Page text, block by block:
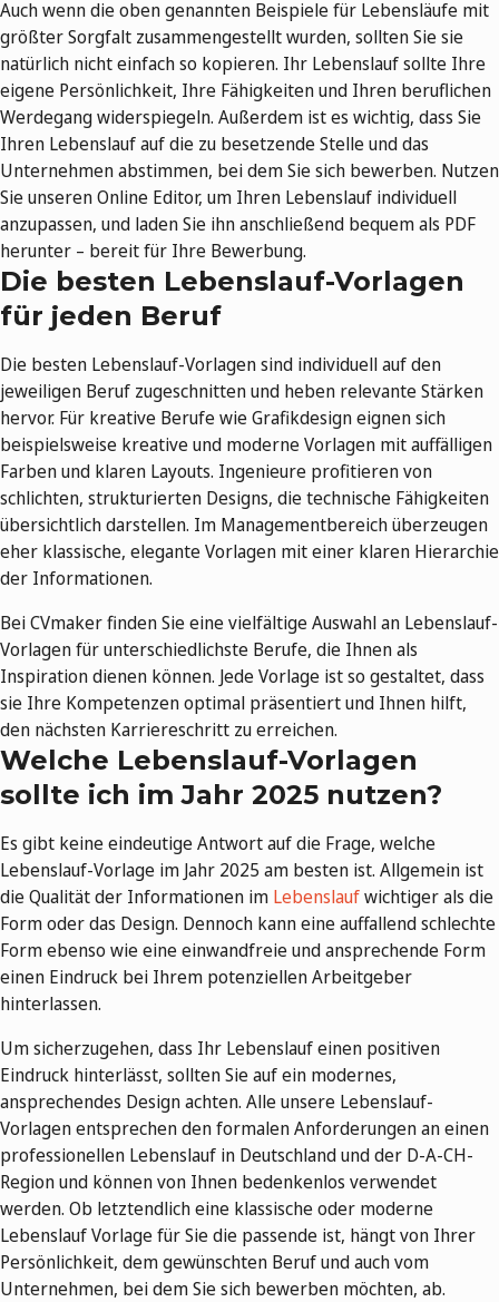
Auch wenn die oben genannten Beispiele für Lebensläufe mit
größter Sorgfalt zusammengestellt wurden, sollten Sie sie
natürlich nicht einfach so kopieren. Ihr Lebenslauf sollte Ihre
eigene Persönlichkeit, Ihre Fähigkeiten und Ihren beruflichen
Werdegang widerspiegeln. Außerdem ist es wichtig, dass Sie
Ihren Lebenslauf auf die zu besetzende Stelle und das
Unternehmen abstimmen, bei dem Sie sich bewerben. Nutzen
Sie unseren Online Editor, um Ihren Lebenslauf individuell
anzupassen, und laden Sie ihn anschließend bequem als PDF
herunter – bereit für Ihre Bewerbung.
Die besten Lebenslauf-Vorlagen
für jeden Beruf
Die besten Lebenslauf-Vorlagen sind individuell auf den
jeweiligen Beruf zugeschnitten und heben relevante Stärken
hervor. Für kreative Berufe wie Grafikdesign eignen sich
beispielsweise kreative und moderne Vorlagen mit auffälligen
Farben und klaren Layouts. Ingenieure profitieren von
schlichten, strukturierten Designs, die technische Fähigkeiten
übersichtlich darstellen. Im Managementbereich überzeugen
eher klassische, elegante Vorlagen mit einer klaren Hierarchie
der Informationen.
Bei CVmaker finden Sie eine vielfältige Auswahl an Lebenslauf-
Vorlagen für unterschiedlichste Berufe, die Ihnen als
Inspiration dienen können. Jede Vorlage ist so gestaltet, dass
sie Ihre Kompetenzen optimal präsentiert und Ihnen hilft,
den nächsten Karriereschritt zu erreichen.
Welche Lebenslauf-Vorlagen
sollte ich im Jahr 2025 nutzen?
Es gibt keine eindeutige Antwort auf die Frage, welche
Lebenslauf-Vorlage im Jahr 2025 am besten ist. Allgemein ist
die Qualität der Informationen im Lebenslaufwichtiger als die
Form oder das Design. Dennoch kann eine auffallend schlechte
Form ebenso wie eine einwandfreie und ansprechende Form
einen Eindruck bei Ihrem potenziellen Arbeitgeber
hinterlassen.
Um sicherzugehen, dass Ihr Lebenslauf einen positiven
Eindruck hinterlässt, sollten Sie auf ein modernes,
ansprechendes Design achten. Alle unsere Lebenslauf-
Vorlagen entsprechen den formalen Anforderungen an einen
professionellen Lebenslauf in Deutschland und der D-A-CH-
Region und können von Ihnen bedenkenlos verwendet
werden. Ob letztendlich eine klassische oder moderne
Lebenslauf Vorlage für Sie die passende ist, hängt von Ihrer
Persönlichkeit, dem gewünschten Beruf und auch vom
Unternehmen, bei dem Sie sich bewerben möchten, ab.